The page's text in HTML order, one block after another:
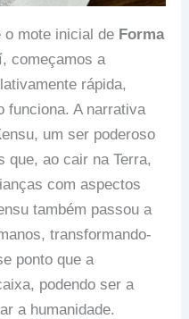
o mote inicial de Forma
começamos a
rápida,
funciona. A narrativa
um ser poderoso
que, ao cair na Terra,
com aspectos
também passou a
transformando-
ponto que a
podendo ser a
a humanidade.